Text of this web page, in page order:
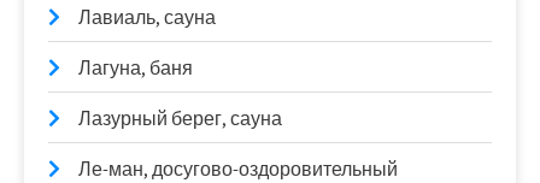
Лавиаль, сауна
Лагуна, баня
Лазурный берег, сауна
Ле-ман, досугово-оздоровительный